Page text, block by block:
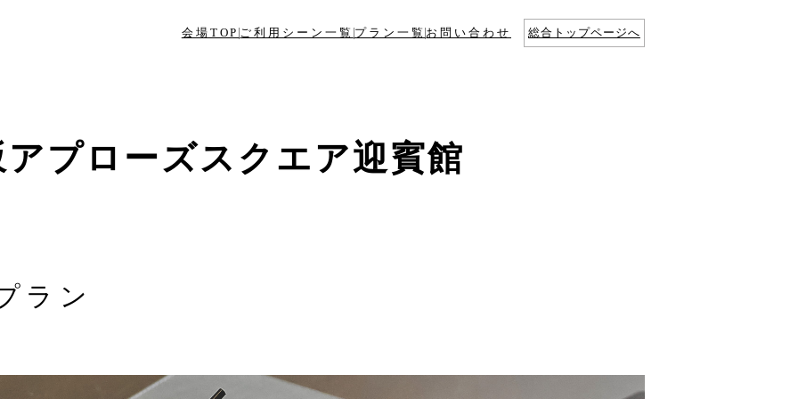
会場TOP ご利用シーン一覧 プラン一覧 お問い合わせ 総合トップページへ
アプローズスクエア迎賓館
ラン